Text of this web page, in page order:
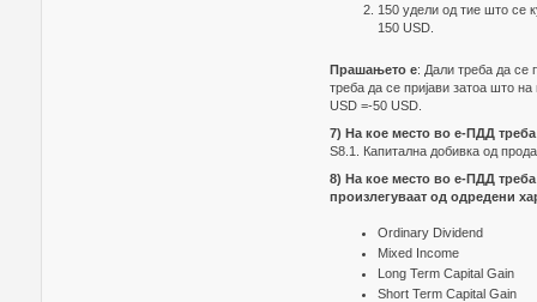
150 удели од тие што се
150 USD.
Прашањето е: Дали треба да се
треба да се пријави затоа што
USD =-50 USD.
7) На кое место во е-ПДД
Ѕ8.1. Капитална добивка од
8) На кое место во е-ПДД
произлегуваат од одредени
Ordinary Dividend
Mixed Income
Long Term Capital Gain
Short Term Capital Gain